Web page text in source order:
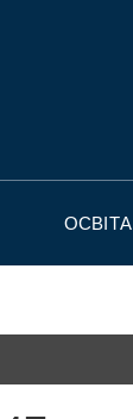
ОСВІТА